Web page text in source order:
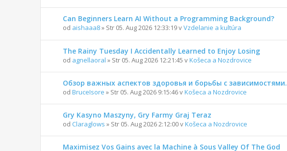
Can Beginners Learn AI Without a Programming Background?
od aishaaa8» Str 05. Aug 2026 12:33:19 vVzdelanie a kultúra
The Rainy Tuesday I Accidentally Learned to Enjoy Losing
od agnellaoral » Str 05. Aug 2026 12:21:45 vKošeca a Nozdrovice
Обзор важных аспектов здоровья и борьбы с зависимостями.
od BruceIsore » Str 05. Aug 2026 9:15:46 vKošeca a Nozdrovice
Gry Kasyno Maszyny, Gry Farmy Graj Teraz
od Claraglows » Str 05. Aug 2026 2:12:00 vKošeca a Nozdrovice
Maximisez Vos Gains avec la Machine à Sous Valley Of The God